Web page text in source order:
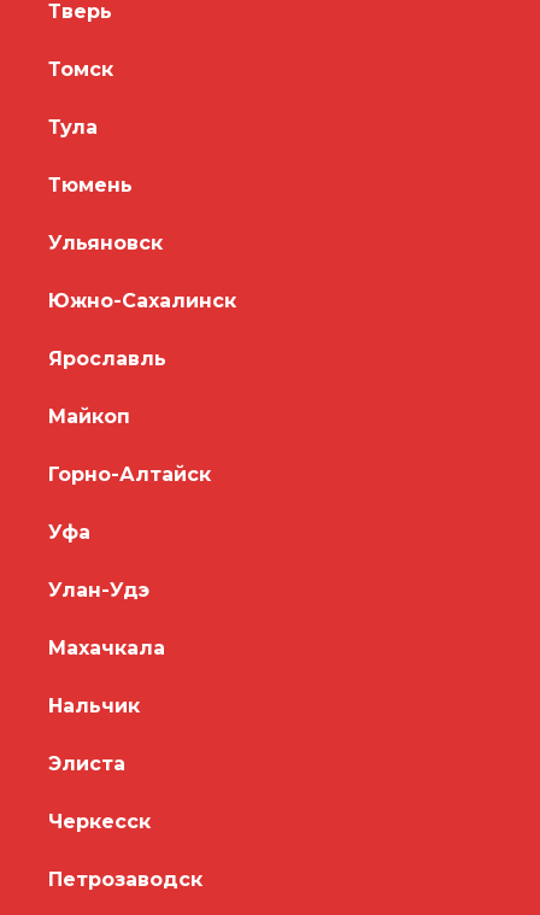
Тверь
Томск
Тула
Тюмень
Ульяновск
Южно-Сахалинск
Ярославль
Майкоп
Горно-Алтайск
Уфа
Улан-Удэ
Махачкала
Нальчик
Элиста
Черкесск
Петрозаводск